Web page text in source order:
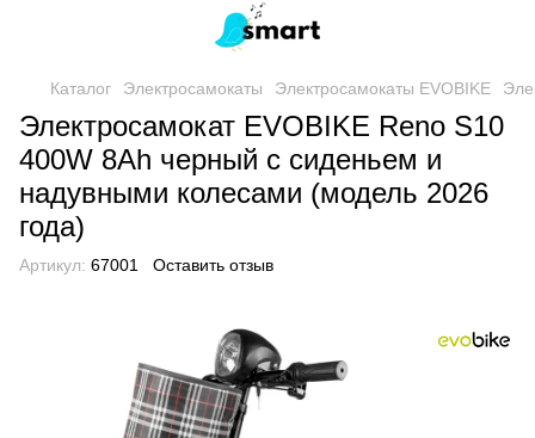
Каталог Электросамокаты Электросамокаты EVOBIKE
Электросамокат EVOBIKE Reno S10
400W 8Ah черный с сиденьем и
надувными колесами (модель 2026
года)
Артикул: 67001 Оставить отзыв